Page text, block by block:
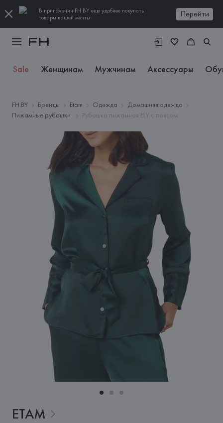
В приложении FH.BY еще удобнее покупать
товары вашей мечты
Перейти
Sale Женщинам Мужчинам Аксессуары
FH.BY Бренды Etam Одежда
Домашняя одежда
Пижамные рубашки
Рубашка пижамная ELY с поясом
ETAM